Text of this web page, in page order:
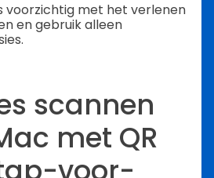
voorzichtig met het verlenen
en gebruik alleen
scannen
met QR